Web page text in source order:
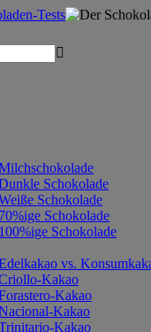

Schokolade
Schokolade
70%ige Schokolade
100%ige Schokolade
vs.
Kakao
Kakao
Kakao
Kakao